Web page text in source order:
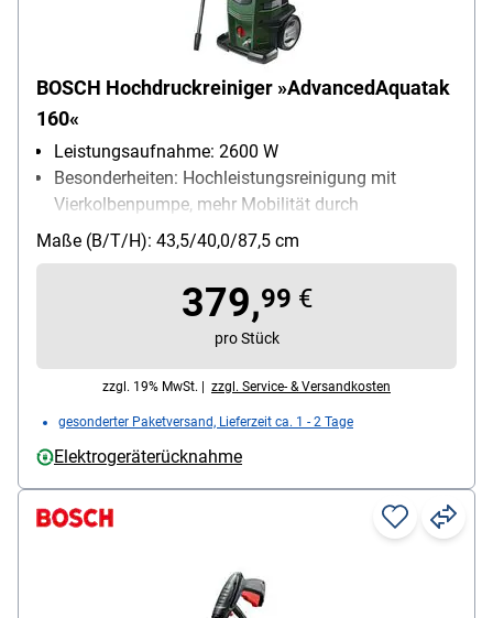
BOSCH Hochdruckreiniger »AdvancedAquatak
160«
Leistungsaufnahme: 2600 W
Besonderheiten: Hochleistungsreinigung mit
Vierkolbenpumpe, mehr Mobilität durch
Teleskopstiel aus Metall und große Räder
Lieferumfang: Hochdruckpistole, Lanze, 8m
Hochdruckschlauch, Feststehende Flachstrahldüse,
Stromversorgung: Stromnetz
Maße (B/T/H): 43,5/40,0/87,5 cm
379,99 €
pro Stück
zzgl. 19% MwSt. | zzgl. Service- & Versandkosten
gesonderter Paketversand, Lieferzeit ca. 1 - 2 Tage
Elektrogeräterücknahme